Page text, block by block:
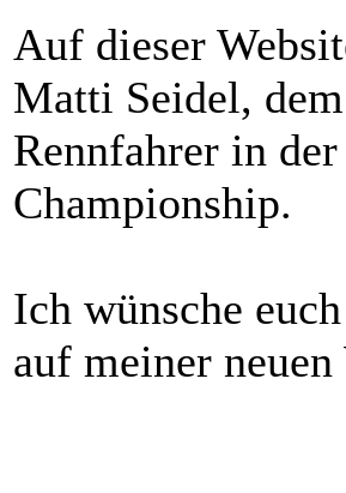
Auf dieser
Matti Seidel, dem
Rennfahrer in
Championship.
Ich wünsche
auf meiner neuen